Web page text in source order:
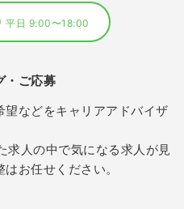
平日 9:00〜18:00
・ご応募
などをキャリアアドバイザ
求人の中で気になる求人が見
お任せください。